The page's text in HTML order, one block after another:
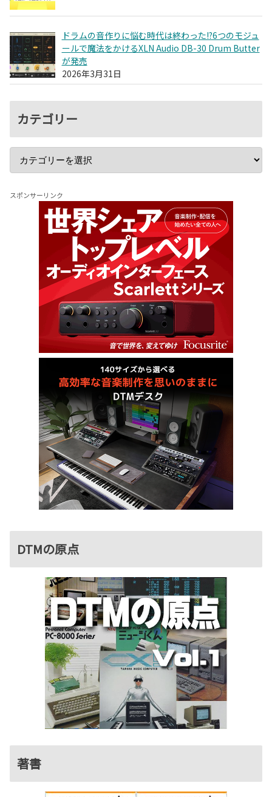
ドラムの音作りに悩む時代は終わった!?6つのモジュ
ールで魔法をかけるXLN Audio DB-30 Drum Butter
が発売
2026年3月31日
カテゴリー
スポンサーリンク
DTMの原点
著書